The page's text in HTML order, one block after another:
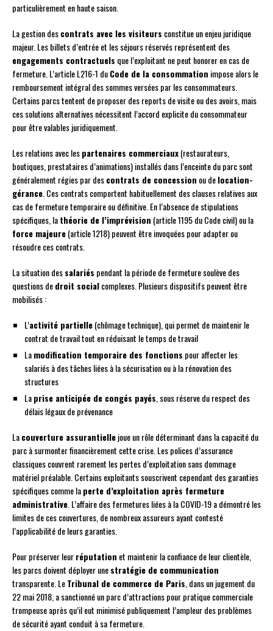
particulièrement en haute saison.
La gestion descontrats avec les visiteurs constitue un enjeu juridique
majeur. Les billets d’entrée et les séjours réservés représentent des
engagements contractuels que l’exploitant ne peut honorer en cas de
fermeture. L’article L216-1 duCode de la consommation impose alors le
remboursement intégral des sommes versées par les consommateurs.
Certains parcs tentent de proposer des reports de visite ou des avoirs, mais
ces solutions alternatives nécessitent l’accord explicite du consommateur
pour être valables juridiquement.
Les relations avec lespartenaires commerciaux(restaurateurs,
boutiques, prestataires d’animations) installés dans l’enceinte du parc sont
généralement régies par descontrats de concession ou delocation-
gérance . Ces contrats comportent habituellement des clauses relatives aux
cas de fermeture temporaire ou définitive. En l’absence de stipulations
spécifiques, lathéorie de l’imprévision (article 1195 du Code civil) ou la
force majeure(article 1218) peuvent être invoquées pour adapter ou
résoudre ces contrats.
La situation dessalariés pendant la période de fermeture soulève des
questions dedroit socialcomplexes. Plusieurs dispositifs peuvent être
mobilisés :
L’activité partielle(chômage technique), qui permet de maintenir le
contrat de travail tout en réduisant le temps de travail
Lamodification temporaire des fonctions pour affecter les
salariés à des tâches liées à la sécurisation ou à la rénovation des
structures
Laprise anticipée de congés payés , sous réserve du respect des
délais légaux de prévenance
Lacouverture assurantiellejoue un rôle déterminant dans la capacité du
parc à surmonter financièrement cette crise. Les polices d’assurance
classiques couvrent rarement les pertes d’exploitation sans dommage
matériel préalable. Certains exploitants souscrivent cependant des garanties
spécifiques comme laperte d’exploitation après fermeture
administrative . L’affaire des fermetures liées à la COVID-19 a démontré les
limites de ces couvertures, de nombreux assureurs ayant contesté
l’applicabilité de leurs garanties.
Pour préserver leurréputation et maintenir la confiance de leur clientèle,
les parcs doivent déployer unestratégie de communication
transparente. LeTribunal de commerce de Paris , dans un jugement du
22 mai 2018, a sanctionné un parc d’attractions pour pratique commerciale
trompeuse après qu’il eut minimisé publiquement l’ampleur des problèmes
de sécurité ayant conduit à sa fermeture.